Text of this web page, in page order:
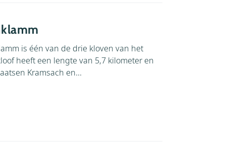
is één van de drie kloven van het
heeft een lengte van 5,7 kilometer en
Kramsach en...